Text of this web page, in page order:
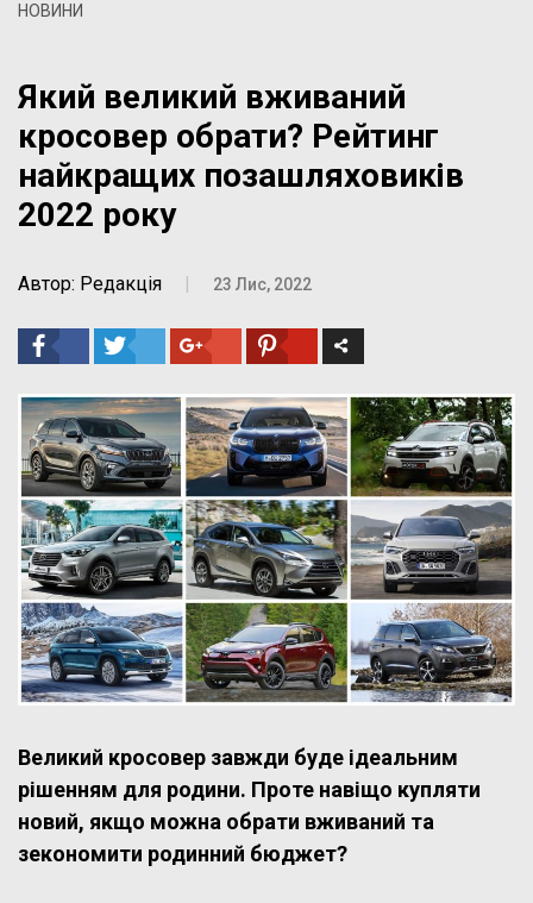
НОВИНИ
Який великий вживаний
кросовер обрати? Рейтинг
найкращих позашляховиків
2022 року
Автор: Редакція 23 Лис, 2022
Великий кросовер завжди буде ідеальним
рішенням для родини. Проте навіщо купляти
новий, якщо можна обрати вживаний та
зекономити родинний бюджет?